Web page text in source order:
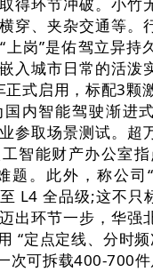
穿、夹杂交通等。
岗”是佑驾立异持
入城市日常的活泼
式启用，标配3颗
内智能驾驶渐进
参取场景测试。超
智能财产办公室
题。此外，称公司
L4 全品级;这不只
出环节一步，华强
“定点定线、分时
次可拆载400-700件